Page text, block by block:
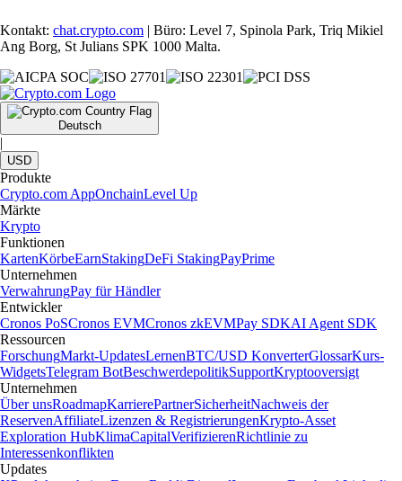
Kontakt: chat.crypto.com | Büro: Level 7, Spinola Park, Triq Mikiel
Ang Borg, St Julians SPK 1000 Malta.
Deutsch
|
USD
Produkte
Crypto.com AppOnchainLevel Up
Märkte
Krypto
Funktionen
KartenKörbeEarnStakingDeFi StakingPayPrime
Unternehmen
VerwahrungPay für Händler
Entwickler
Cronos PoSCronos EVMCronos zkEVMPay SDKAI Agent SDK
Ressourcen
ForschungMarkt-UpdatesLernenBTC/USD KonverterGlossarKurs-
WidgetsTelegram BotBeschwerdepolitikSupportKryptooversigt
Unternehmen
Über unsRoadmapKarrierePartnerSicherheitNachweis der
ReservenAffiliateLizenzen & RegistrierungenKrypto-Asset
Exploration HubKlimaCapitalVerifizierenRichtlinie zu
Interessenkonflikten
Updates